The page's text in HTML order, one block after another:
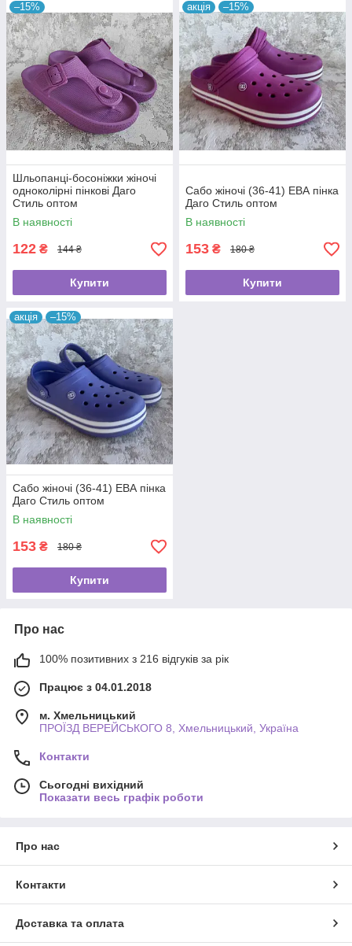
–15%
Шльопанці-босоніжки жіночі
одноколірні пінкові Даго
Стиль оптом
В наявності
122 ₴ 144 ₴
Купити
акція –15%
Сабо жіночі (36-41) ЕВА пінка
Даго Стиль оптом
В наявності
153 ₴ 180 ₴
Купити
акція –15%
Сабо жіночі (36-41) ЕВА пінка
Даго Стиль оптом
В наявності
153 ₴ 180 ₴
Купити
Про нас
100% позитивних з 216 відгуків за рік
Працює з 04.01.2018
м. Хмельницький
ПРОЇЗД ВЕРЕЙСЬКОГО 8, Хмельницький, Україна
Контакти
Сьогодні вихідний
Показати весь графік роботи
Про нас
Контакти
Доставка та оплата